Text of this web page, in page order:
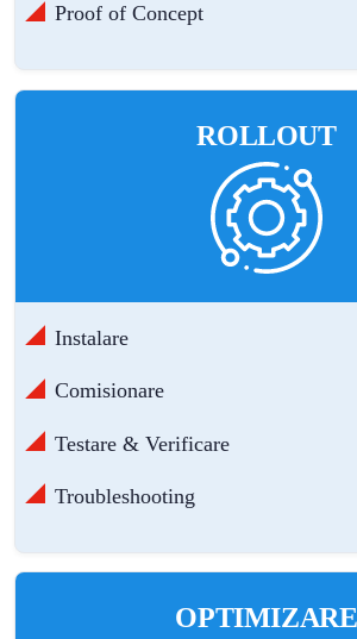
Proof of Concept
ROLLOUT
Instalare
Comisionare
Testare & Verificare
Troubleshooting
OPTIMIZARE